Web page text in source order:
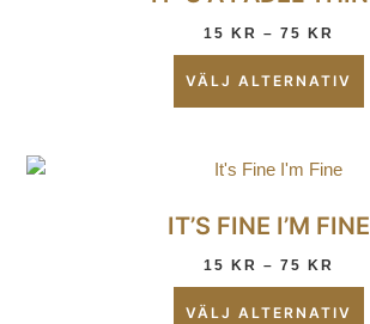
15 KR – 75 KR
VÄLJ ALTERNATIV
IT’S FINE I’M FINE
15 KR – 75 KR
VÄLJ ALTERNATIV